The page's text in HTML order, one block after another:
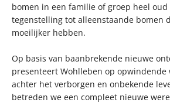
bomen in een familie of groep heel
tegenstelling tot alleenstaande bomen
moeilijker hebben.
Op basis van baanbrekende nieuwe
presenteert Wohlleben op opwindende
achter het verborgen en onbekende
betreden we een compleet nieuwe